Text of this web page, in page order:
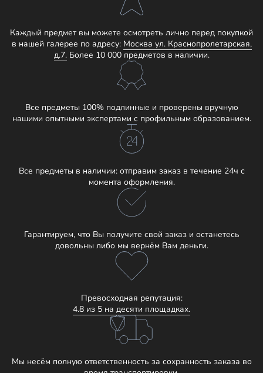
Каждый предмет вы можете осмотреть лично перед покупкой
в нашей галерее по адресу: Москва ул. Краснопролетарская,
д.7.Более 10 000 предметов в наличии.
Все предметы 100% подлинные и проверены вручную
нашими опытными экспертами с профильным образованием.
Все предметы в наличии: отправим заказ в течение 24ч с
момента оформления.
Гарантируем, что Вы получите свой заказ и останетесь
довольны либо мы вернём Вам деньги.
Превосходная репутация:
4.8 из 5 на десяти площадках.
Мы несём полную ответственность за сохранность заказа во